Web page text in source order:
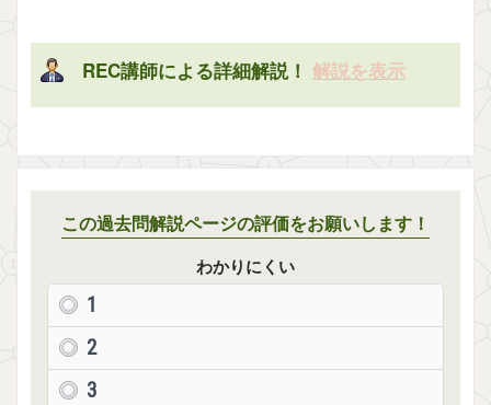
REC講師による詳細解説！ 解説を表示
この過去問解説ページの評価をお願いします！
わかりにくい
1
2
3